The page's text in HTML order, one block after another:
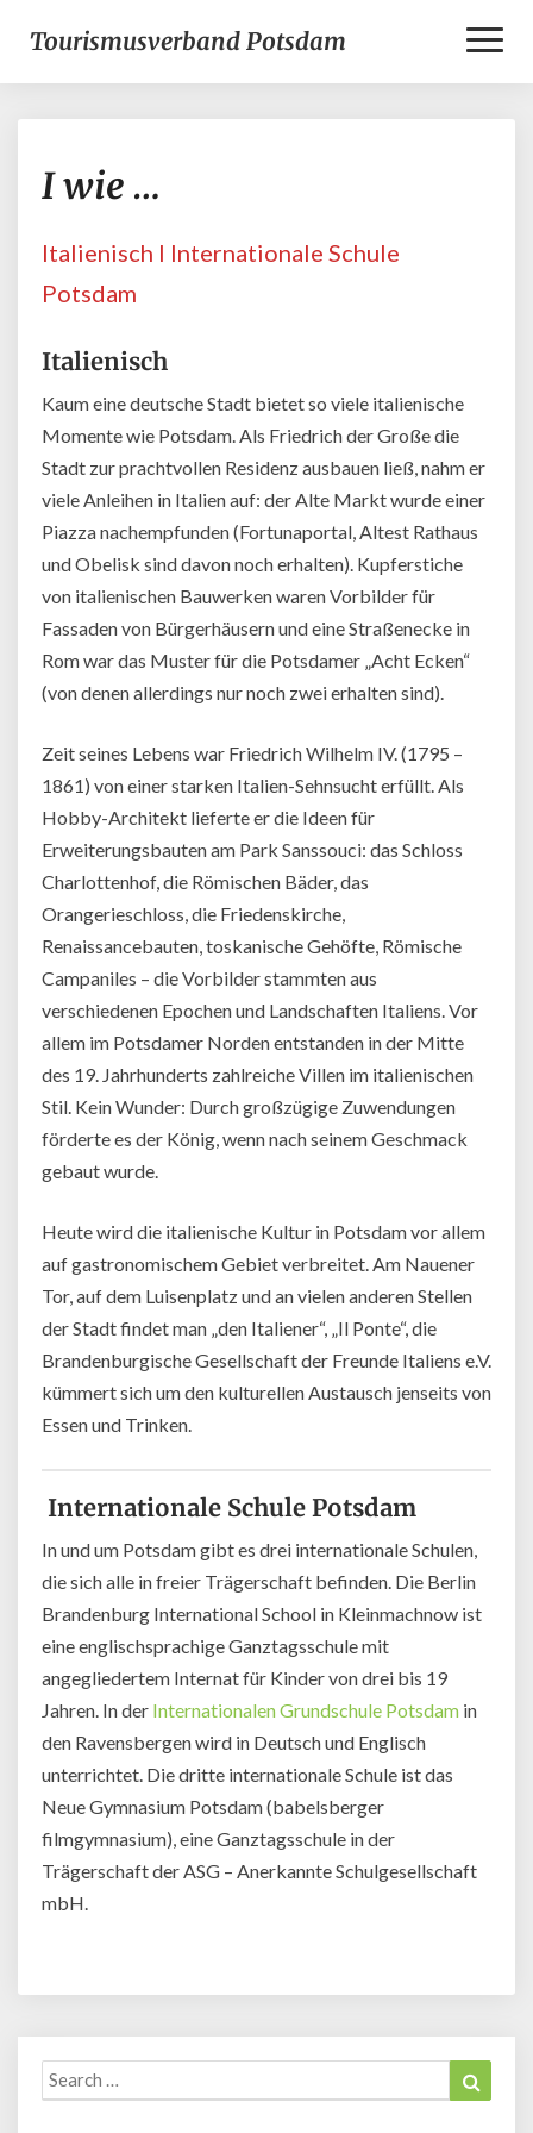
Tourismusverband Potsdam
I wie …
Italienisch l Internationale Schule
Potsdam
Italienisch
Kaum eine deutsche Stadt bietet so viele italienische
Momente wie Potsdam. Als Friedrich der Große die
Stadt zur prachtvollen Residenz ausbauen ließ, nahm er
viele Anleihen in Italien auf: der Alte Markt wurde einer
Piazza nachempfunden (Fortunaportal, Altest Rathaus
und Obelisk sind davon noch erhalten). Kupferstiche
von italienischen Bauwerken waren Vorbilder für
Fassaden von Bürgerhäusern und eine Straßenecke in
Rom war das Muster für die Potsdamer „Acht Ecken“
(von denen allerdings nur noch zwei erhalten sind).
Zeit seines Lebens war Friedrich Wilhelm IV. (1795 –
1861) von einer starken Italien-Sehnsucht erfüllt. Als
Hobby-Architekt lieferte er die Ideen für
Erweiterungsbauten am Park Sanssouci: das Schloss
Charlottenhof, die Römischen Bäder, das
Orangerieschloss, die Friedenskirche,
Renaissancebauten, toskanische Gehöfte, Römische
Campaniles – die Vorbilder stammten aus
verschiedenen Epochen und Landschaften Italiens. Vor
allem im Potsdamer Norden entstanden in der Mitte
des 19. Jahrhunderts zahlreiche Villen im italienischen
Stil. Kein Wunder: Durch großzügige Zuwendungen
förderte es der König, wenn nach seinem Geschmack
gebaut wurde.
Heute wird die italienische Kultur in Potsdam vor allem
auf gastronomischem Gebiet verbreitet. Am Nauener
Tor, auf dem Luisenplatz und an vielen anderen Stellen
der Stadt findet man „den Italiener“, „Il Ponte“, die
Brandenburgische Gesellschaft der Freunde Italiens e.V.
kümmert sich um den kulturellen Austausch jenseits von
Essen und Trinken.
Internationale Schule Potsdam
In und um Potsdam gibt es drei internationale Schulen,
die sich alle in freier Trägerschaft befinden. Die Berlin
Brandenburg International School in Kleinmachnow ist
eine englischsprachige Ganztagsschule mit
angegliedertem Internat für Kinder von drei bis 19
Jahren. In der Internationalen Grundschule Potsdam in
den Ravensbergen wird in Deutsch und Englisch
unterrichtet. Die dritte internationale Schule ist das
Neue Gymnasium Potsdam (babelsberger
filmgymnasium), eine Ganztagsschule in der
Trägerschaft der ASG – Anerkannte Schulgesellschaft
mbH.
Search
for: